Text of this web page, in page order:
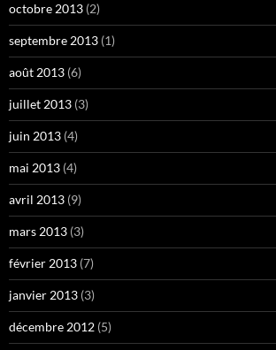
octobre 2013 (2)
septembre 2013 (1)
août 2013 (6)
juillet 2013 (3)
juin 2013 (4)
mai 2013 (4)
avril 2013 (9)
mars 2013 (3)
février 2013 (7)
janvier 2013 (3)
décembre 2012 (5)